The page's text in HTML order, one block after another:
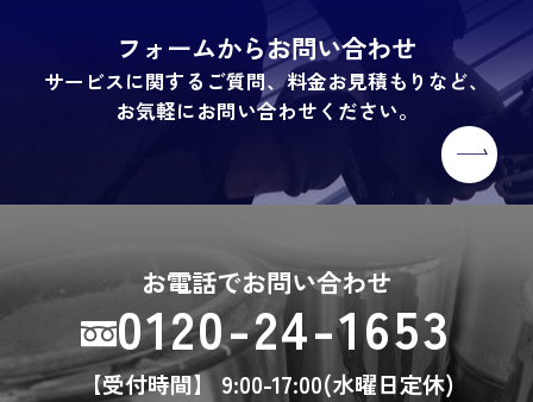
フォームからお問い合わせ
サービスに関するご質問、料金お見積もりなど、
お気軽にお問い合わせください。
お電話でお問い合わせ
0120-24-1653
【受付時間】 9:00-17:00(水曜日定休)